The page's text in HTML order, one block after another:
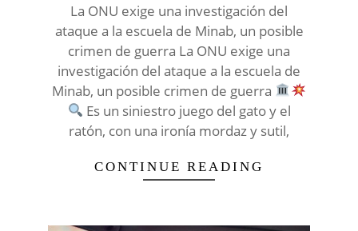
La ONU exige una investigación del
ataque a la escuela de Minab, un posible
crimen de guerra La ONU exige una
investigación del ataque a la escuela de
Minab, un posible crimen de guerra
Es un siniestro juego del gato y el
ratón, con una ironía mordaz y sutil,
CONTINUE READING